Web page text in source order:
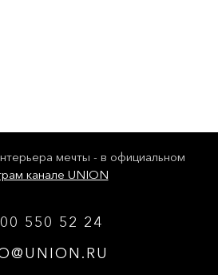
мечты - в официальном
канале UNION
550 52 24